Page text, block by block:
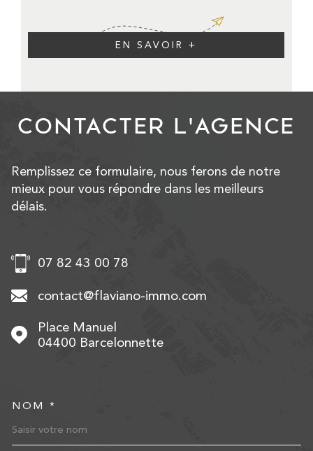
EN SAVOIR +
CONTACTER L'AGENCE
Remplissez ce formulaire, nous ferons de notre
mieux pour vous répondre dans les meilleurs
délais.
07 82 43 00 78
contact@flaviano-immo.com
Place Manuel
04400
Barcelonnette
NOM *